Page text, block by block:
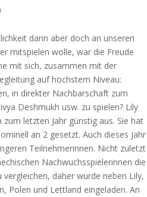
dann aber doch an unseren
mitspielen wolle, war die Freude
mit sich, zusammen mit der
auf höchstem Niveau:
in direkter Nachbarschaft zum
Deshmukh usw. zu spielen? Lily
letzten Jahr günstig aus. Sie hat
an 2 gesetzt. Auch dieses Jahr
Teilnehmerinnen. Nicht zuletzt
Nachwuchsspielerinnen die
daher wurde neben Lily,
Polen und Lettland eingeladen. An